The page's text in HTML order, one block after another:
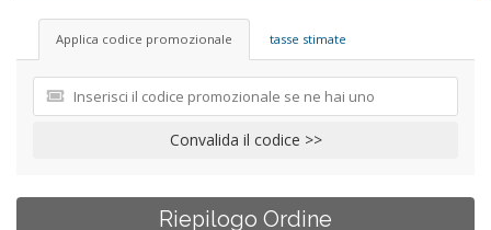
Applica codice promozionale tasse stimate
Convalida il codice >>
Riepilogo Ordine